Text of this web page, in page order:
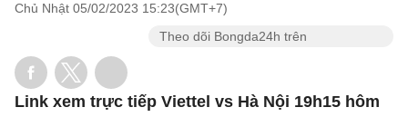
Chủ Nhật 05/02/2023 15:23(GMT+7)
Theo dõi Bongda24h trên
Link xem trực tiếp Viettel vs Hà Nội 19h15 hôm